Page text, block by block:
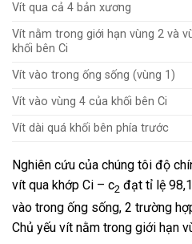
Vít qua cả 4 bản xương
Vít nằm trong giới hạn vùng 2 và
khối bên Ci
Vít vào trong ống sống (vùng 1)
Vít vào vùng 4 của khối bên Ci
Vít dài quá khối bên phía trước
Nghiên cứu của chúng tôi độ
vít qua khớp Ci – c2 đạt tỉ lệ
vào trong ống sống, 2 trường
Chủ yếu vít nằm trong giới hạn